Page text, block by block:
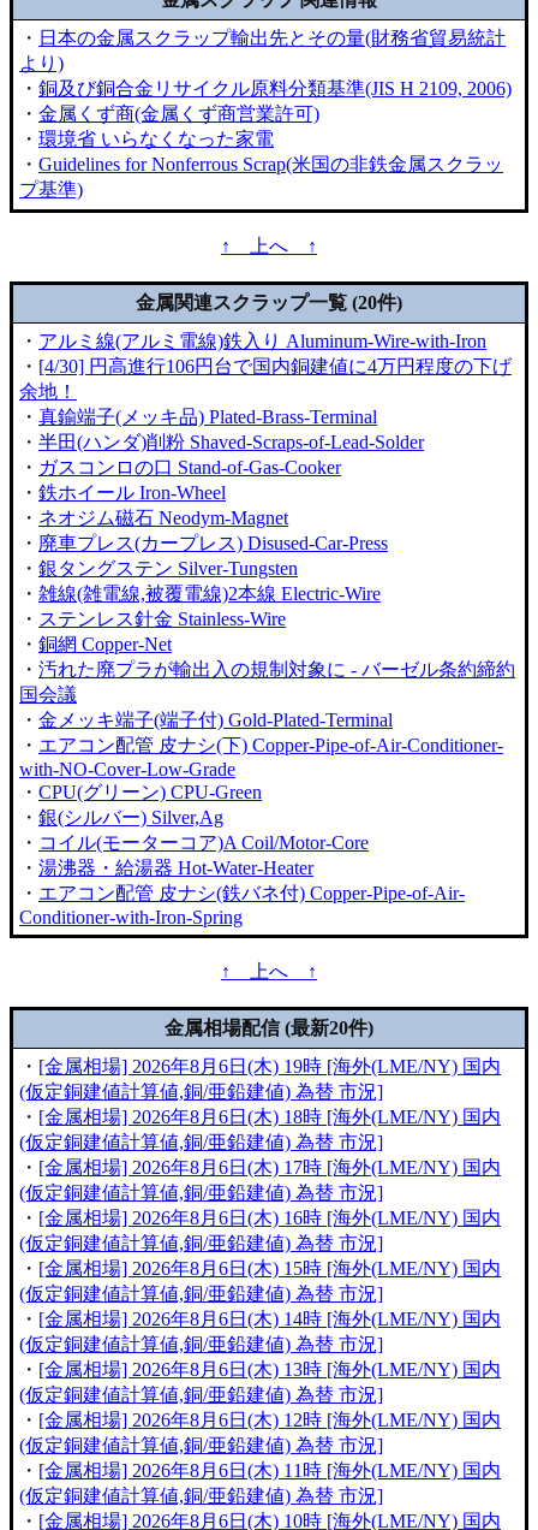
・ 日本の金属スクラップ輸出先とその量(財務省貿易統計
より)
・ 銅及び銅合金リサイクル原料分類基準(JIS H 2109, 2006)
・ 金属くず商(金属くず商営業許可)
・ 環境省 いらなくなった家電
・ Guidelines for Nonferrous Scrap(米国の非鉄金属スクラッ
プ基準)
↑ 上へ ↑
金属関連スクラップ一覧 (20件)
・ アルミ線(アルミ電線)鉄入り Aluminum-Wire-with-Iron
・ [4/30] 円高進行106円台で国内銅建値に4万円程度の下げ
余地！
・ 真鍮端子(メッキ品) Plated-Brass-Terminal
・ 半田(ハンダ)削粉 Shaved-Scraps-of-Lead-Solder
・ ガスコンロの口 Stand-of-Gas-Cooker
・ 鉄ホイール Iron-Wheel
・ ネオジム磁石 Neodym-Magnet
・ 廃車プレス(カープレス) Disused-Car-Press
・ 銀タングステン Silver-Tungsten
・ 雑線(雑電線,被覆電線)2本線 Electric-Wire
・ ステンレス針金 Stainless-Wire
・ 銅網 Copper-Net
・ 汚れた廃プラが輸出入の規制対象に - バーゼル条約締約
国会議
・ 金メッキ端子(端子付) Gold-Plated-Terminal
・ エアコン配管 皮ナシ(下) Copper-Pipe-of-Air-Conditioner-
with-NO-Cover-Low-Grade
・ CPU(グリーン) CPU-Green
・ 銀(シルバー) Silver,Ag
・ コイル(モーターコア)A Coil/Motor-Core
・ 湯沸器・給湯器 Hot-Water-Heater
・ エアコン配管 皮ナシ(鉄バネ付) Copper-Pipe-of-Air-
Conditioner-with-Iron-Spring
↑ 上へ ↑
金属相場配信 (最新20件)
・ [金属相場] 2026年8月6日(木) 19時 [海外(LME/NY) 国内
(仮定銅建値計算値,銅/亜鉛建値) 為替 市況]
・ [金属相場] 2026年8月6日(木) 18時 [海外(LME/NY) 国内
(仮定銅建値計算値,銅/亜鉛建値) 為替 市況]
・ [金属相場] 2026年8月6日(木) 17時 [海外(LME/NY) 国内
(仮定銅建値計算値,銅/亜鉛建値) 為替 市況]
・ [金属相場] 2026年8月6日(木) 16時 [海外(LME/NY) 国内
(仮定銅建値計算値,銅/亜鉛建値) 為替 市況]
・ [金属相場] 2026年8月6日(木) 15時 [海外(LME/NY) 国内
(仮定銅建値計算値,銅/亜鉛建値) 為替 市況]
・ [金属相場] 2026年8月6日(木) 14時 [海外(LME/NY) 国内
(仮定銅建値計算値,銅/亜鉛建値) 為替 市況]
・ [金属相場] 2026年8月6日(木) 13時 [海外(LME/NY) 国内
(仮定銅建値計算値,銅/亜鉛建値) 為替 市況]
・ [金属相場] 2026年8月6日(木) 12時 [海外(LME/NY) 国内
(仮定銅建値計算値,銅/亜鉛建値) 為替 市況]
・ [金属相場] 2026年8月6日(木) 11時 [海外(LME/NY) 国内
(仮定銅建値計算値,銅/亜鉛建値) 為替 市況]
・ [金属相場] 2026年8月6日(木) 10時 [海外(LME/NY) 国内